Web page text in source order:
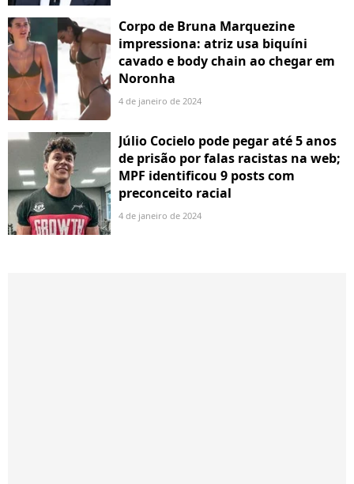
Corpo de Bruna Marquezine
impressiona: atriz usa biquíni
cavado e body chain ao chegar em
Noronha
4 de janeiro de 2024
Júlio Cocielo pode pegar até 5 anos
de prisão por falas racistas na web;
MPF identificou 9 posts com
preconceito racial
4 de janeiro de 2024